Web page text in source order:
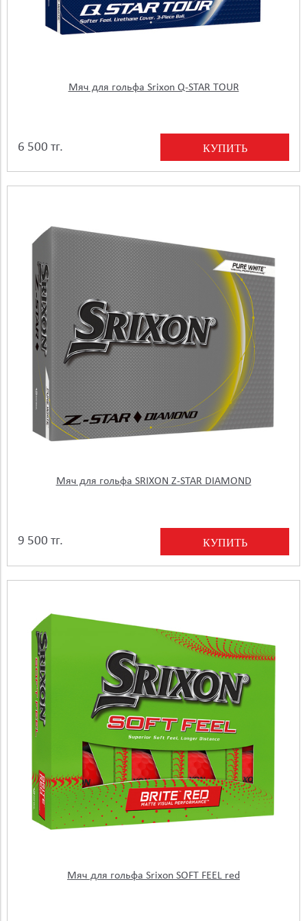
Мяч для гольфа Srixon Q-STAR TOUR
6 500 тг. КУПИТЬ
Мяч для гольфа SRIXON Z-STAR DIAMOND
9 500 тг. КУПИТЬ
Мяч для гольфа Srixon SOFT FEEL red